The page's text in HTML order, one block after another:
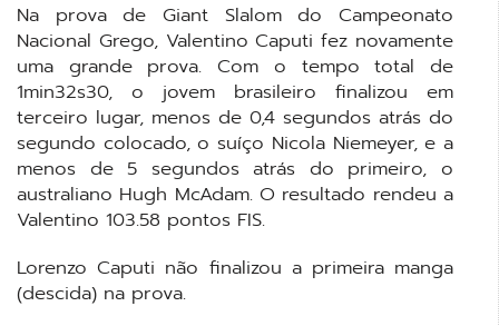
Na prova de Giant Slalom do Campeonato
Nacional Grego, Valentino Caputi fez novamente
uma grande prova. Com o tempo total de
1min32s30, o jovem brasileiro finalizou em
terceiro lugar, menos de 0,4 segundos atrás do
segundo colocado, o suíço Nicola Niemeyer, e a
menos de 5 segundos atrás do primeiro, o
australiano Hugh McAdam. O resultado rendeu a
Valentino 103.58 pontos FIS.
Lorenzo Caputi não finalizou a primeira manga
(descida) na prova.